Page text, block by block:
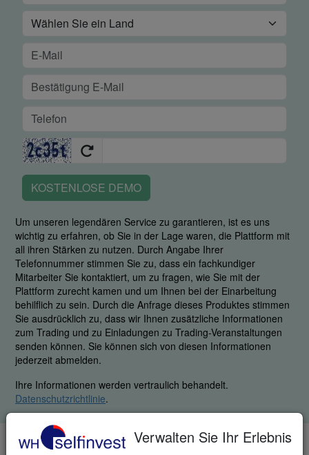
Verwalten Sie Ihr Erlebnis
KOSTENLOSE DEMO
Um unseren legendären Service zu garantieren, ist es uns
wichtig zu erfahren, ob Sie in der Lage waren, die Plattform mit
all ihren Stärken zu nutzen. Durch Angabe Ihrer
Telefonnummer stimmen Sie zu, dass ein fachkundiger
Mitarbeiter Sie kontaktiert, um zu fragen, wie Sie mit der
Plattform zurecht kamen und um Ihnen bei der Einarbeitung
behilflich zu sein. Durch die Anfrage dieses Produktes stimmen
Sie ausdrücklich zu, dass wir Ihnen zusätzliche Informationen
zum Trading und zu Einladungen zu Trading-Veranstaltungen
senden können. Sie können sich von diesen Informationen
jederzeit abmelden.
Ihre Informationen werden vertraulich behandelt.
Datenschutzrichtlinie.
TELEFON & FAX